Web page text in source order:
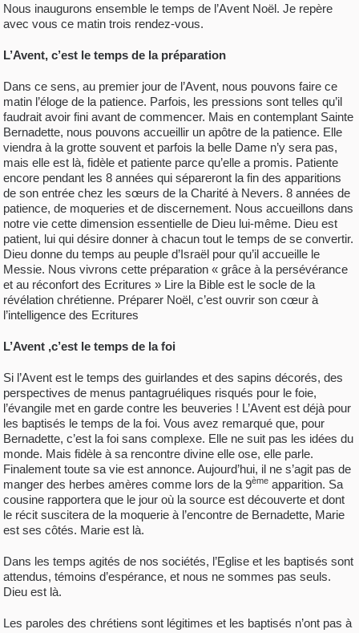
Nous inaugurons ensemble le temps de l’Avent Noël. Je repère
avec vous ce matin trois rendez-vous.
L’Avent, c’est le temps de la préparation
Dans ce sens, au premier jour de l’Avent, nous pouvons faire ce
matin l’éloge de la patience. Parfois, les pressions sont telles qu’il
faudrait avoir fini avant de commencer. Mais en contemplant Sainte
Bernadette, nous pouvons accueillir un apôtre de la patience. Elle
viendra à la grotte souvent et parfois la belle Dame n’y sera pas,
mais elle est là, fidèle et patiente parce qu’elle a promis. Patiente
encore pendant les 8 années qui sépareront la fin des apparitions
de son entrée chez les sœurs de la Charité à Nevers. 8 années de
patience, de moqueries et de discernement. Nous accueillons dans
notre vie cette dimension essentielle de Dieu lui-même. Dieu est
patient, lui qui désire donner à chacun tout le temps de se convertir.
Dieu donne du temps au peuple d’Israël pour qu’il accueille le
Messie. Nous vivrons cette préparation « grâce à la persévérance
et au réconfort des Ecritures » Lire la Bible est le socle de la
révélation chrétienne. Préparer Noël, c’est ouvrir son cœur à
l’intelligence des Ecritures
L’Avent ,c’est le temps de la foi
Si l’Avent est le temps des guirlandes et des sapins décorés, des
perspectives de menus pantagruéliques risqués pour le foie,
l’évangile met en garde contre les beuveries ! L’Avent est déjà pour
les baptisés le temps de la foi. Vous avez remarqué que, pour
Bernadette, c’est la foi sans complexe. Elle ne suit pas les idées du
monde. Mais fidèle à sa rencontre divine elle ose, elle parle.
Finalement toute sa vie est annonce. Aujourd’hui, il ne s’agit pas de
manger des herbes amères comme lors de la 9ème apparition. Sa
cousine rapportera que le jour où la source est découverte et dont
le récit suscitera de la moquerie à l’encontre de Bernadette, Marie
est ses côtés. Marie est là.
Dans les temps agités de nos sociétés, l’Eglise et les baptisés sont
attendus, témoins d’espérance, et nous ne sommes pas seuls.
Dieu est là.
Les paroles des chrétiens sont légitimes et les baptisés n’ont pas à